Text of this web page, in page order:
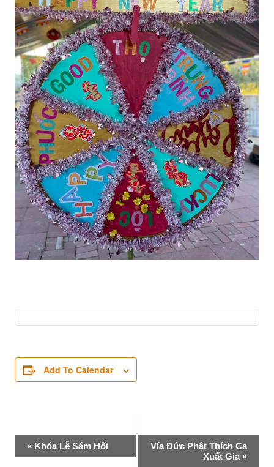
Add To Calendar
Event
« Khóa Lễ Sám Hối
Vía Đức Phật Thích Ca
Xuất Gia »